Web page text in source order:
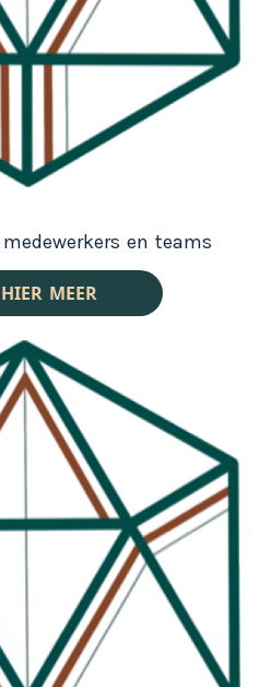
en teams
MEER